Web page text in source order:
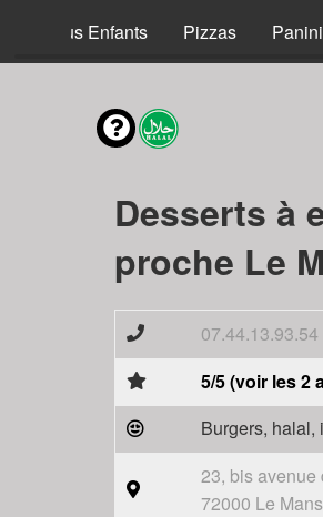
Menus Enfants Pizzas
Desserts à
proche Le
07.44.13.93.54
5/5 (voir les 2
Burgers, halal,
23, bis avenue
72000 Le Mans